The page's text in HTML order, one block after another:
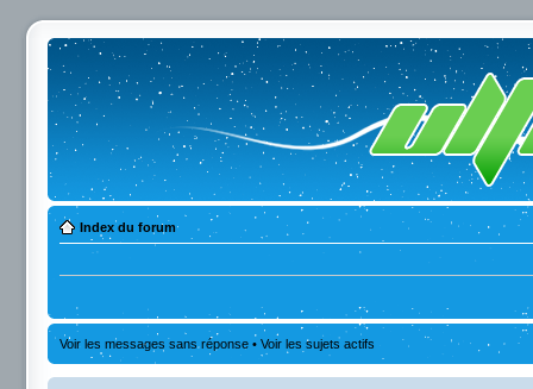
Index du forum
Voir les messages sans réponse • Voir les sujets actifs